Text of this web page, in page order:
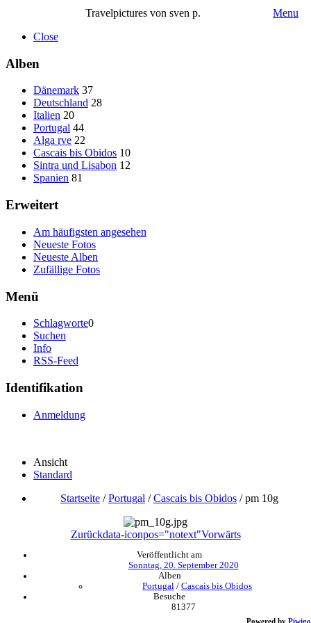
Travelpictures von sven p.
Menu
Close
Alben
Dänemark 37
Deutschland 28
Italien 20
Portugal 44
Alga rve 22
Cascais bis Obidos 10
Sintra und Lisabon 12
Spanien 81
Erweitert
Am häufigsten angesehen
Neueste Fotos
Neueste Alben
Zufällige Fotos
Menü
Schlagworte0
Suchen
Info
RSS-Feed
Identifikation
Anmeldung
Ansicht
Standard
Startseite /Portugal /Cascais bis Obidos /pm 10g
Zurückdata-iconpos="notext"Vorwärts
Veröffentlicht am
Sonntag, 20. September 2020
Alben
Portugal / Cascais bis Obidos
Besuche
81377
Powered by Piwigo